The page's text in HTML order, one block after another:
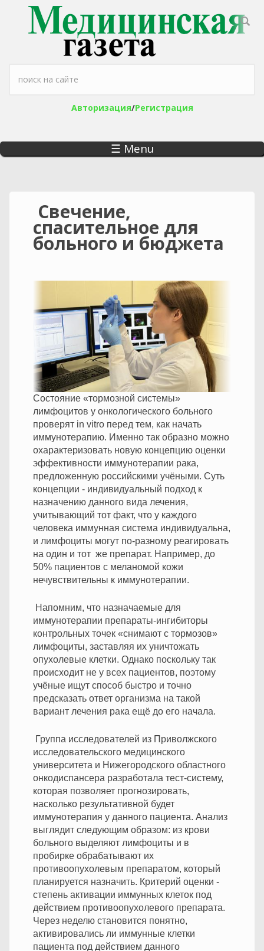
Перейти к основному содержанию
Форма поиска
Авторизация/Регистрация
☰ Menu
Свечение,
спасительное для
больного и бюджета
Состояние «тормозной системы»
лимфоцитов у онкологического больного
проверят in vitro перед тем, как начать
иммунотерапию. Именно так образно можно
охарактеризовать новую концепцию оценки
эффективности иммунотерапии рака,
предложенную российскими учёными. Суть
концепции - индивидуальный подход к
назначению данного вида лечения,
учитывающий тот факт, что у каждого
человека иммунная система индивидуальна,
и лимфоциты могут по-разному реагировать
на один и тот же препарат. Например, до
50% пациентов с меланомой кожи
нечувствительны к иммунотерапии.
Напомним, что назначаемые для
иммунотерапии препараты-ингибиторы
контрольных точек «снимают с тормозов»
лимфоциты, заставляя их уничтожать
опухолевые клетки. Однако поскольку так
происходит не у всех пациентов, поэтому
учёные ищут способ быстро и точно
предсказать ответ организма на такой
вариант лечения рака ещё до его начала.
Группа исследователей из Приволжского
исследовательского медицинского
университета и Нижегородского областного
онкодиспансера разработала тест-систему,
которая позволяет прогнозировать,
насколько результативной будет
иммунотерапия у данного пациента. Анализ
выглядит следующим образом: из крови
больного выделяют лимфоциты и в
пробирке обрабатывают их
противоопухолевым препаратом, который
планируется назначить. Критерий оценки -
степень активации иммунных клеток под
действием противоопухолевого препарата.
Через неделю становится понятно,
активировались ли иммунные клетки
пациента под действием данного